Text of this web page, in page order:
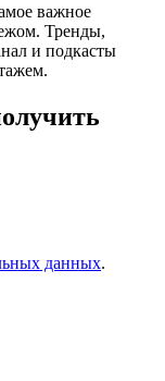
важное
Тренды,
и подкасты
данных.